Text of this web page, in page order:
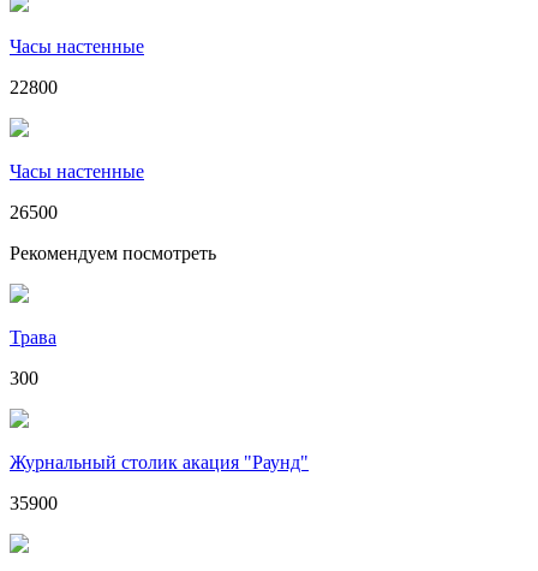
Часы настенные
22800
Часы настенные
26500
Рекомендуем посмотреть
Трава
300
Журнальный столик акация "Раунд"
35900